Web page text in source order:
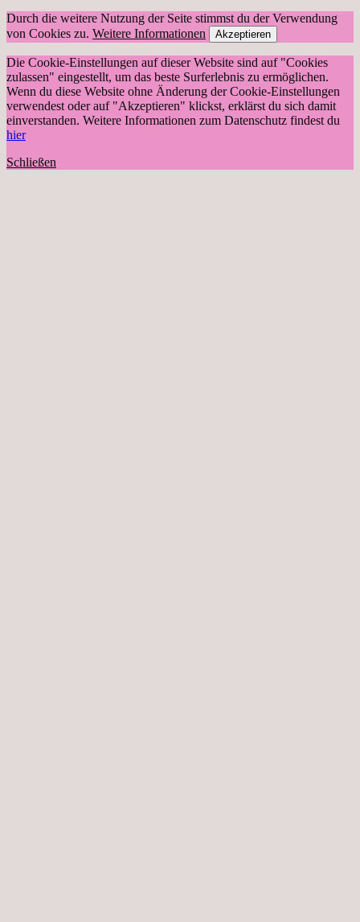
Durch die weitere Nutzung der Seite stimmst du der Verwendung
von Cookies zu. Weitere Informationen Akzeptieren
Die Cookie-Einstellungen auf dieser Website sind auf "Cookies
zulassen" eingestellt, um das beste Surferlebnis zu ermöglichen.
Wenn du diese Website ohne Änderung der Cookie-Einstellungen
verwendest oder auf "Akzeptieren" klickst, erklärst du sich damit
einverstanden. Weitere Informationen zum Datenschutz findest du
hier
Schließen